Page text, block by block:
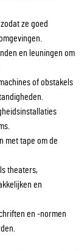
ze goed
en leuningen om
of obstakels
met tape om de
theaters,
en
en -normen